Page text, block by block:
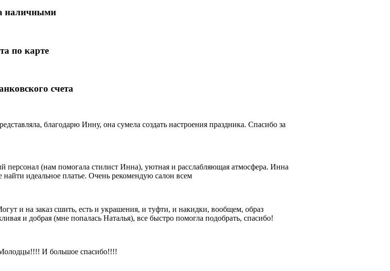
наличными
по карте
счета
благодарю Инну, она сумела создать настроения праздника. Спасибо за
(нам помогала стилист Инна), уютная и расслабляющая атмосфера. Инна
найти идеальное платье. Очень рекомендую салон всем
и на заказ сшить, есть и украшения, и туфти, и накидки, вообщем, образ
и добрая (мне попалась Наталья), все быстро помогла подобрать, спасибо!
И большое спасибо!!!!